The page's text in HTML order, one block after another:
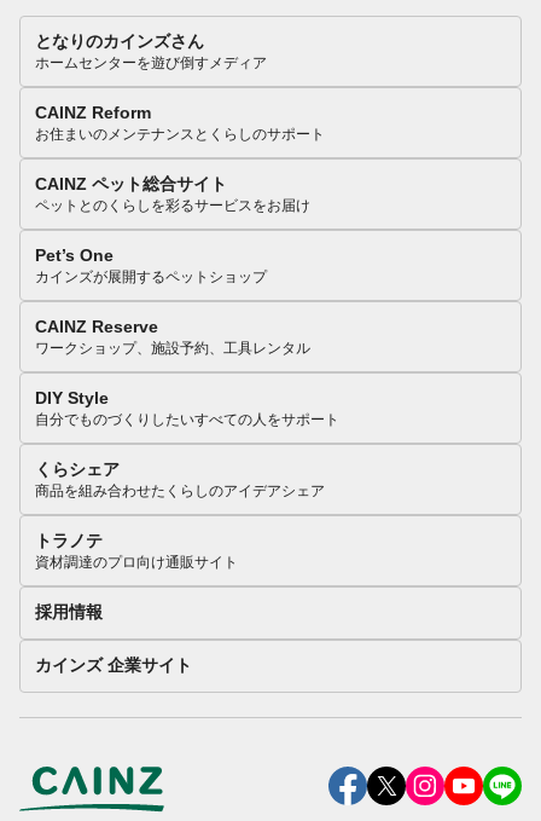
となりのカインズさん
ホームセンターを遊び倒すメディア
CAINZ Reform
お住まいのメンテナンスとくらしのサポート
CAINZ ペット総合サイト
ペットとのくらしを彩るサービスをお届け
Pet’s One
カインズが展開するペットショップ
CAINZ Reserve
ワークショップ、施設予約、工具レンタル
DIY Style
自分でものづくりしたいすべての人をサポート
くらシェア
商品を組み合わせたくらしのアイデアシェア
トラノテ
資材調達のプロ向け通販サイト
採用情報
カインズ 企業サイト